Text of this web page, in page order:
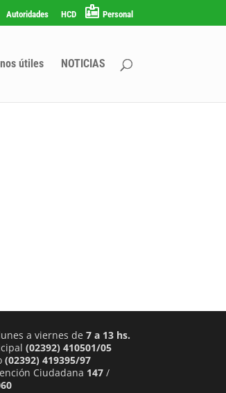
Autoridades HCD Personal
útiles NOTICIAS
a viernes de 7 a 13 hs.
(02392) 410501/05
(02392) 419395/97
Ciudadana 147/